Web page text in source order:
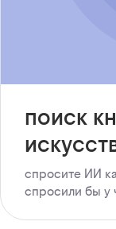
поиск
спросите ИИ
спросили бы у